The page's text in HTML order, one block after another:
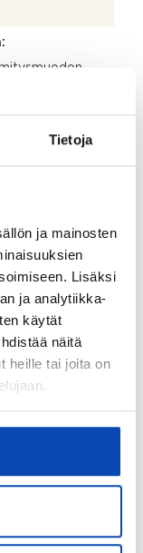
Tietoja
ja mainosten
Lisäksi
ja analytiikka-
käytät
näitä
heille tai joita on
rakennettu
ja sauna
peltikatto (alla
asennettu
öljylämmitys